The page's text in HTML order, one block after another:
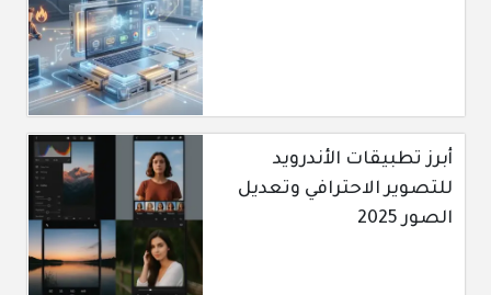
أبرز تطبيقات الأندرويد
للتصوير الاحترافي وتعديل
الصور 2025